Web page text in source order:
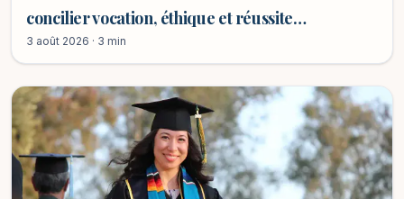
concilier vocation, éthique et réussite
professionnelle ?
3 août 2026 · 3 min